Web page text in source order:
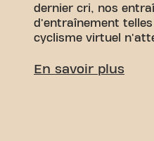
dernier cri, nos
d'entraînement
cyclisme virtuel